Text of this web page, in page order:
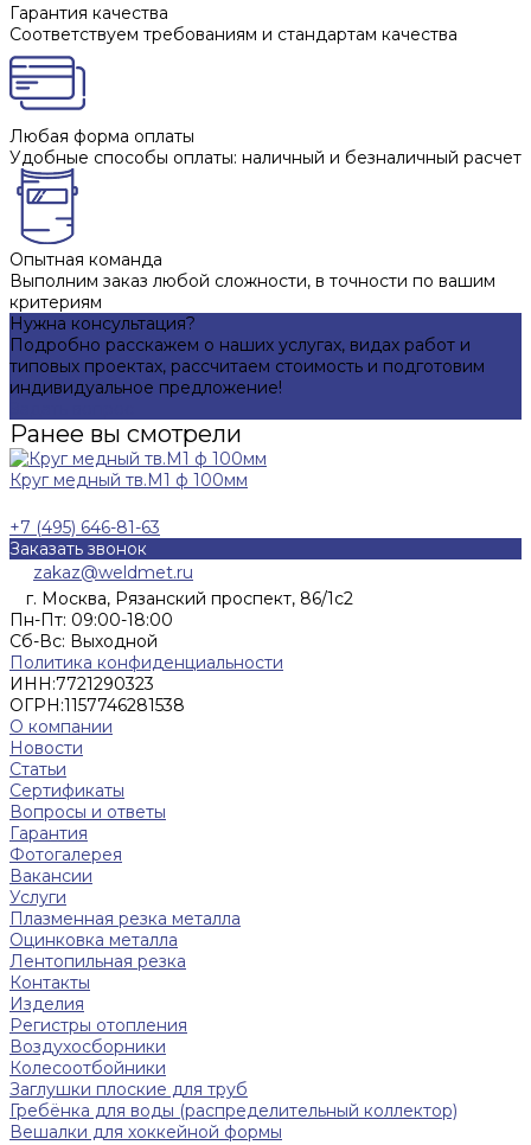
Гарантия качества
Соответствуем требованиям и стандартам качества
Любая форма оплаты
Удобные способы оплаты: наличный и безналичный расчет
Опытная команда
Выполним заказ любой сложности, в точности по вашим
критериям
Нужна консультация?
Подробно расскажем о наших услугах, видах работ и
типовых проектах, рассчитаем стоимость и подготовим
индивидуальное предложение!
Ранее вы смотрели
Круг медный тв.М1 ф 100мм
+7 (495) 646-81-63
Заказать звонок
zakaz@weldmet.ru
г. Москва, Рязанский проспект, 86/1с2
Пн-Пт: 09:00-18:00
Cб-Вс: Выходной
Политика конфиденциальности
ИНН:7721290323
ОГРН:1157746281538
О компании
Новости
Статьи
Сертификаты
Вопросы и ответы
Гарантия
Фотогалерея
Вакансии
Услуги
Плазменная резка металла
Оцинковка металла
Лентопильная резка
Контакты
Изделия
Регистры отопления
Воздухосборники
Колесоотбойники
Заглушки плоские для труб
Гребёнка для воды (распределительный коллектор)
Вешалки для хоккейной формы